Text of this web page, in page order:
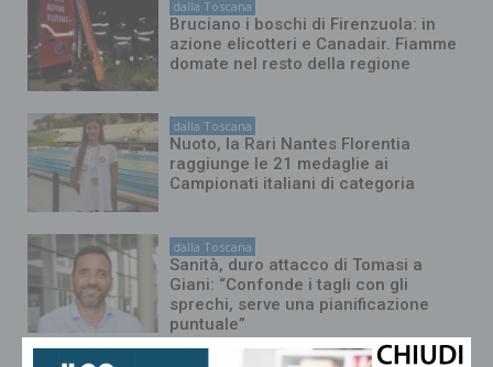
dalla Toscana
Bruciano i boschi di Firenzuola: in
azione elicotteri e Canadair. Fiamme
domate nel resto della regione
dalla Toscana
Nuoto, la Rari Nantes Florentia
raggiunge le 21 medaglie ai
Campionati italiani di categoria
dalla Toscana
Sanità, duro attacco di Tomasi a
Giani: “Confonde i tagli con gli
sprechi, serve una pianificazione
puntuale”